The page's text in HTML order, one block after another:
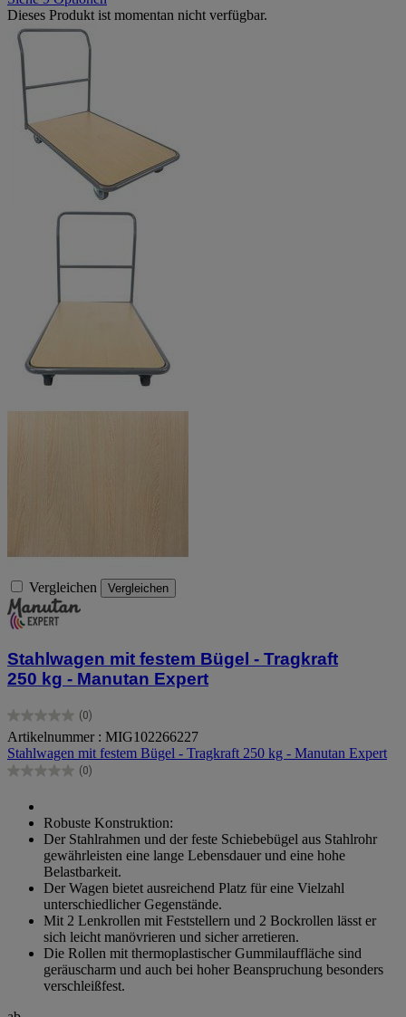
Dieses Produkt ist momentan nicht verfügbar.
Vergleichen Vergleichen
Stahlwagen mit festem Bügel - Tragkraft
250 kg - Manutan Expert
(0)
0.0
von
5
Sternen.
Artikelnummer : MIG102266227
Stahlwagen mit festem Bügel - Tragkraft 250 kg - Manutan Expert
(0)
0.0
Sternen.Robuste Konstruktion:
Der Stahlrahmen und der feste Schiebebügel aus Stahlrohr
gewährleisten eine lange Lebensdauer und eine hohe
Belastbarkeit.
Der Wagen bietet ausreichend Platz für eine Vielzahl
unterschiedlicher Gegenstände.
Mit 2 Lenkrollen mit Feststellern und 2 Bockrollen lässt er
sich leicht manövrieren und sicher arretieren.
Die Rollen mit thermoplastischer Gummilauffläche sind
geräuscharm und auch bei hoher Beanspruchung besonders
verschleißfest.